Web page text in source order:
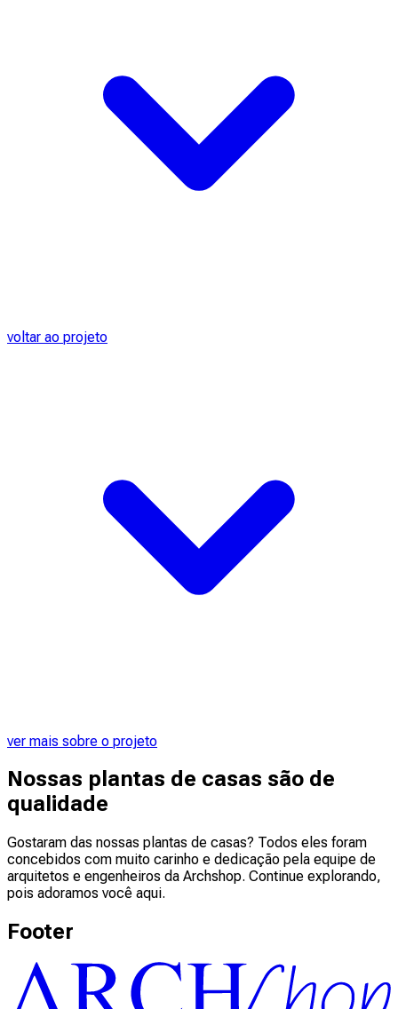
voltar ao projeto
ver mais sobre o projeto
Nossas plantas de casas são de
qualidade
Gostaram das nossas plantas de casas? Todos eles foram
concebidos com muito carinho e dedicação pela equipe de
arquitetos e engenheiros da Archshop. Continue explorando,
pois adoramos você aqui.
Footer